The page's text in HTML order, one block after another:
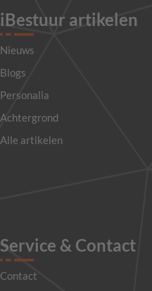
iBestuur artikelen
Nieuws
Blogs
Personalia
Achtergrond
Alle artikelen
Service & Contact
Contact